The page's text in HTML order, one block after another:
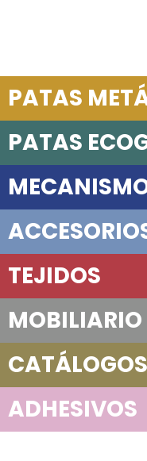
PATAS
PATAS
TEJIDOS
CATÁLOGOS
ADHESIVOS